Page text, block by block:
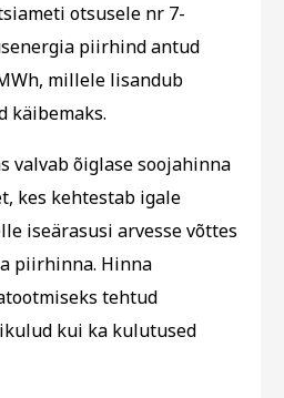
otsusele nr 7-
piirhind antud
millele lisandub
käibemaks.
valvab õiglase soojahinna
kes kehtestab igale
iseärasusi arvesse võttes
piirhinna. Hinna
tehtud
kui ka kulutused